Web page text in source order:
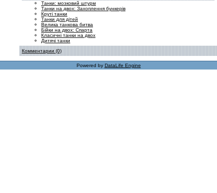
Танки: мозковий штурм
Танки на двох: Захоплення бункерів
Круті танки
Танки для дітей
Велика танкова битва
Бійки на двох: Спарта
Класичні танки на двох
Дитячі танки
Комментарии (0)
Powered by DataLife Engine